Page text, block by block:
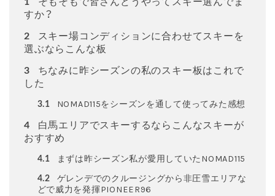
すか？
2
スキー場コンディションに合わせてスキーを
選ぶならこんな板
3
ちなみに昨シーズンの私のスキー板はこれで
した
3.1 NOMAD115をシーズンを通して使ってみた感想
4
白馬エリアでスキーするならこんなスキーが
おすすめ
4.1 まずは昨シーズン私が愛用していたNOMAD115
4.2
ゲレンデでのクルージングから非圧雪エリアな
どで威力を発揮PIONEER96